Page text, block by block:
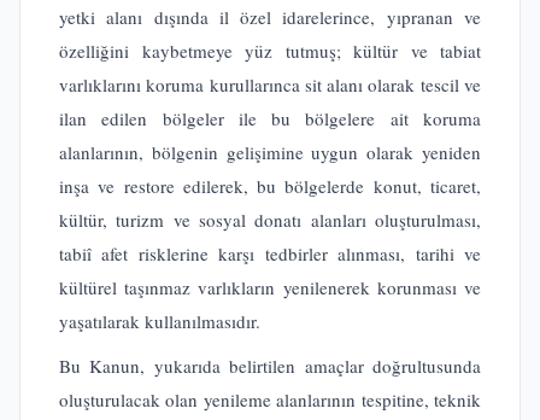
yetki alanı dışında il özel idarelerince, yıpranan ve
özelliğini kaybetmeye yüz tutmuş; kültür ve tabiat
varlıklarını koruma kurullarınca sit alanı olarak tescil ve
ilan edilen bölgeler ile bu bölgelere ait koruma
alanlarının, bölgenin gelişimine uygun olarak yeniden
inşa ve restore edilerek, bu bölgelerde konut, ticaret,
kültür, turizm ve sosyal donatı alanları oluşturulması,
tabiî afet risklerine karşı tedbirler alınması, tarihi ve
kültürel taşınmaz varlıkların yenilenerek korunması ve
yaşatılarak kullanılmasıdır.
Bu Kanun, yukarıda belirtilen amaçlar doğrultusunda
oluşturulacak olan yenileme alanlarının tespitine, teknik